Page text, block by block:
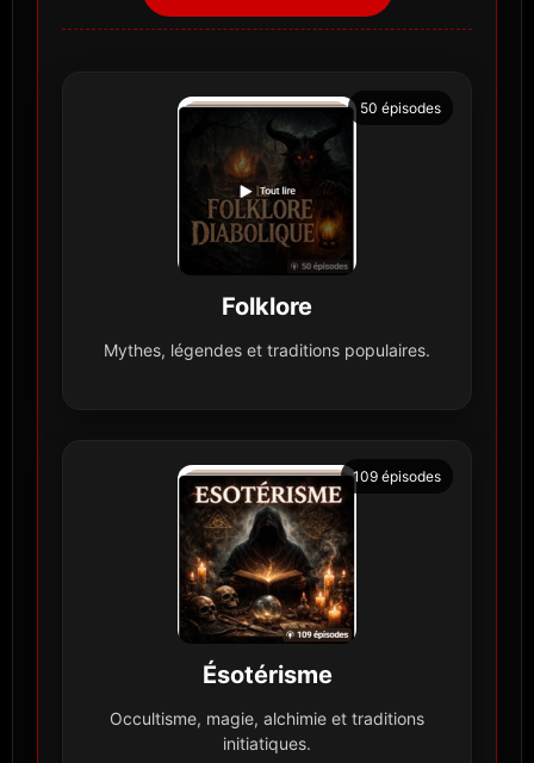
50 épisodes
Folklore
Mythes, légendes et traditions populaires.
109 épisodes
Ésotérisme
Occultisme, magie, alchimie et traditions
initiatiques.